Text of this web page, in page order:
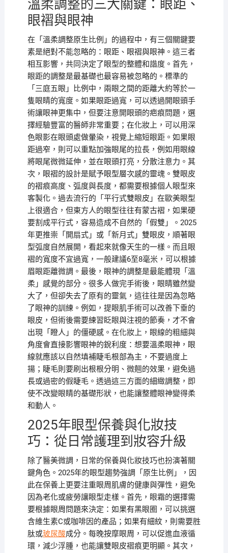
溫柔調整的三大關鍵：眼距、
眼褶與眼神
在「溫柔調整原生比例」的過程中，有三個關鍵要
素是絕對不能忽略的：眼距、眼褶與眼神。這三者
相互影響，共同決定了眼型的整體和諧度。首先，
眼距的調整是最基礎也最容易被忽略的。標準的
「三庭五眼」比例中，兩眼之間的距離大約等於一
隻眼睛的寬度。如果眼距過寬，可以透過開眼頭手
術讓眼神更集中，但要注意開眼頭的疤痕問題，選
擇經驗豐富的醫師非常重要；在化妝上，可以用深
色眼影在眼頭處做暈染，視覺上縮短眼距。如果眼
距過窄，則可以重點加強眼尾的拉長，例如用眼線
將眼尾微微延伸，並在眼頭打亮，分散注意力。其
次，眼褶的設計是賦予眼型層次感的靈魂。雙眼皮
的褶痕高度、弧度與長度，都需要根據個人眼型來
客製化。過去流行的「平行式雙眼皮」在歐美眼型
上很適合，但東方人的眼型往往有蒙古褶，如果硬
要割成平行式，容易造成不自然的「假雙」。2025
年更推崇「開扇式」或「新月式」雙眼皮，順著眼
型弧度自然展開，看起來就像天生的一樣。而且眼
褶的寬度不宜過寬，一般建議6至8毫米，可以根據
眉眼距離微調。最後，眼神的調整是最能體現「溫
柔」感覺的部分。很多人做完手術後，眼睛雖然變
大了，但卻失去了原有的靈氣，這往往是因為忽略
了眼神的訓練。例如，提眼肌手術可以改善下垂的
眼皮，但術後需要練習眨眼與注視的節奏，才不會
出現「瞪人」的僵硬感。在化妝上，眼線的粗細與
角度會直接影響眼神的銳利度：想要溫柔眼神，眼
線就應該以自然填補睫毛根部為主，不要過度上
揚；睫毛則要刷出根根分明、微翹的效果，避免過
長或過密的假睫毛。透過這三方面的細緻調整，即
使不改變眼睛的基礎形狀，也能讓整體眼神變得柔
和動人。
2025年眼型保養與化妝技
巧：從日常護理到妝容升級
除了醫美微調，日常的保養與化妝技巧也扮演著關
鍵角色。2025年的眼型趨勢強調「原生比例」，因
此在保養上更要注重眼周肌膚的健康與彈性，避免
因為老化或疲勞讓眼型走樣。首先，眼霜的選擇需
要根據眼周問題來決定：如果有黑眼圈，可以挑選
含維生素C或咖啡因的產品；如果有細紋，則需要胜
肽或玻尿酸成分。每晚按摩眼周，可以促進血液循
環，減少浮腫，也能讓雙眼皮褶痕更明顯。其次，